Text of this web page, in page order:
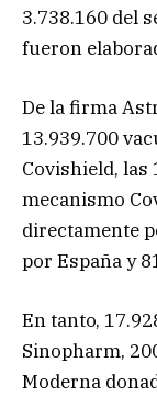
3.738.160 del
fueron
De la firma
13.939.700
Covishield, las
mecanismo
directamente
por España y
En tanto,
Sinopharm,
Moderna